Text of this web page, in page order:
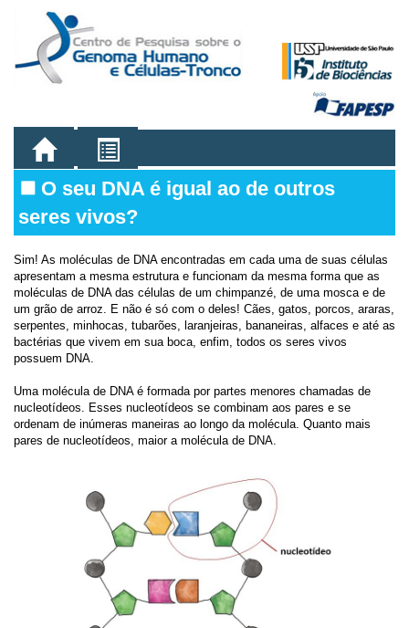
O seu DNA é igual ao de outros
seres vivos?
Sim! As moléculas de DNA encontradas em cada uma de suas células
apresentam a mesma estrutura e funcionam da mesma forma que as
moléculas de DNA das células de um chimpanzé, de uma mosca e de
um grão de arroz. E não é só com o deles! Cães, gatos, porcos, araras,
serpentes, minhocas, tubarões, laranjeiras, bananeiras, alfaces e até as
bactérias que vivem em sua boca, enfim, todos os seres vivos
possuem DNA.
Uma molécula de DNA é formada por partes menores chamadas de
nucleotídeos. Esses nucleotídeos se combinam aos pares e se
ordenam de inúmeras maneiras ao longo da molécula. Quanto mais
pares de nucleotídeos, maior a molécula de DNA.